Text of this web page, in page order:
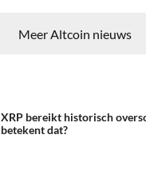
Meer Altcoin nieuws
XRP bereikt historisch
betekent dat?